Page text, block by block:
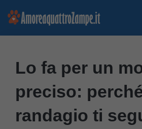
Vai
Lo fa per un
preciso:
randagio ti